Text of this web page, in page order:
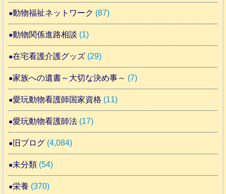
動物福祉ネットワーク (87)
動物関係進路相談 (1)
在宅看護介護グッズ (29)
家族への遺書～大切な決め事～ (7)
愛玩動物看護師国家資格 (11)
愛玩動物看護師法 (17)
旧ブログ (4,084)
未分類 (54)
栄養 (370)